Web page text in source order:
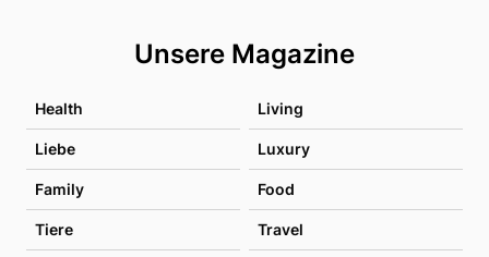
Unsere Magazine
Health Living
Liebe Luxury
Family Food
Tiere Travel